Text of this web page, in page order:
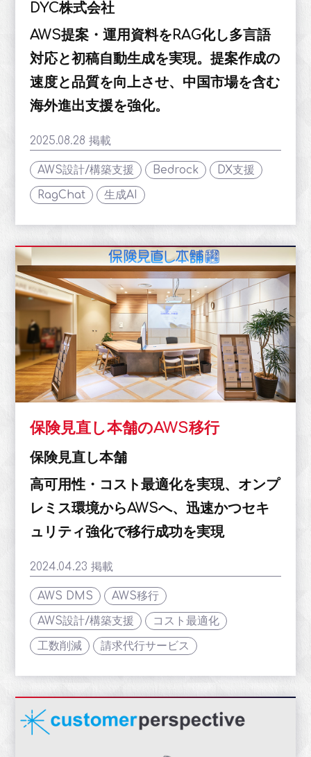
DYC株式会社
AWS提案・運用資料をRAG化し多言語
対応と初稿自動生成を実現。提案作成の
速度と品質を向上させ、中国市場を含む
海外進出支援を強化。
2025.08.28 掲載
AWS設計/構築支援 Bedrock
DX支援
RagChat
生成AI
保険見直し本舗のAWS移行
保険見直し本舗
高可用性・コスト最適化を実現、オンプ
レミス環境からAWSへ、迅速かつセキ
ュリティ強化で移行成功を実現
2024.04.23 掲載
AWS DMS
AWS移行
AWS設計/構築支援
コスト最適化
工数削減
請求代行サービス